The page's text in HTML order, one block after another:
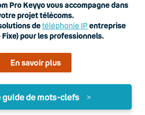
guide de mots-clefs >
Pro Keyyo vous accompagne dans
projet télécoms.
detéléphonie IP entreprise
Fixe) pour les professionnels.
En savoir plus